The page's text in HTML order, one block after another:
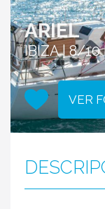
ARIEL
IBIZA | 8/10
VER